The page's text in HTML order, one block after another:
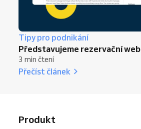
Tipy pro podnikání
Představujeme rezervační web
3 min čtení
Přečíst článek
Produkt